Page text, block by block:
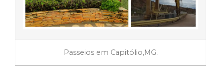
Passeios em Capitólio,MG.